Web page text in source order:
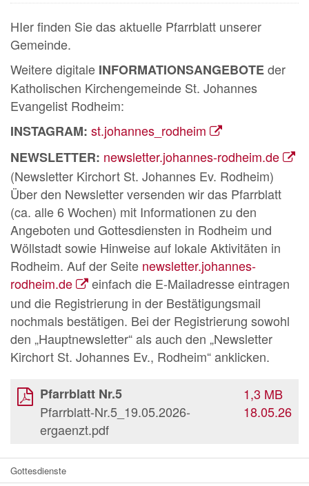
HIer finden Sie das aktuelle Pfarrblatt unserer
Gemeinde.
Weitere digitale INFORMATIONSANGEBOTEder
Katholischen Kirchengemeinde St. Johannes
Evangelist Rodheim:
INSTAGRAM: st.johannes_rodheim
NEWSLETTER: newsletter.johannes-rodheim.de
(Newsletter Kirchort St. Johannes Ev. Rodheim)
Über den Newsletter versenden wir das Pfarrblatt
(ca. alle 6 Wochen) mit Informationen zu den
Angeboten und Gottesdiensten in Rodheim und
Wöllstadt sowie Hinweise auf lokale Aktivitäten in
Rodheim. Auf der Seite newsletter.johannes-
rodheim.de
einfach die E-Mailadresse eintragen
und die Registrierung in der Bestätigungsmail
nochmals bestätigen. Bei der Registrierung sowohl
den „Hauptnewsletter“ als auch den „Newsletter
Kirchort St. Johannes Ev., Rodheim“ anklicken.
Pfarrblatt Nr.5
Pfarrblatt-Nr.5_19.05.2026-
ergaenzt.pdf
1,3 MB
18.05.26
Gottesdienste